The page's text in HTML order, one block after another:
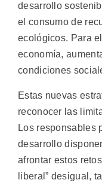
desarrollo
el consumo de
ecológicos. Para
economía,
condiciones
Estas nuevas
reconocer las
Los responsables
desarrollo
afrontar estos
liberal” desigual,